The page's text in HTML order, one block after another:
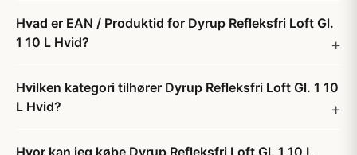
Hvad er EAN / Produktid for Dyrup Refleksfri Loft Gl.
1 10 L Hvid?
Hvilken kategori tilhører Dyrup Refleksfri Loft Gl. 1 10
L Hvid?
Hvor kan jeg købe Dyrup Refleksfri Loft Gl. 1 10 L